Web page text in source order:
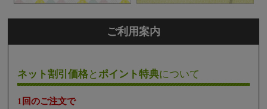
ご利用案内
ネット割引価格と ポイント特典について
1回のご注文で